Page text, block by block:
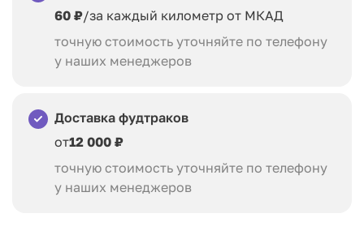
60 ₽/за каждый километр от МКАД
точную стоимость уточняйте по телефону
у наших менеджеров
Доставка фудтраков
от12 000 ₽
точную стоимость уточняйте по телефону
у наших менеджеров